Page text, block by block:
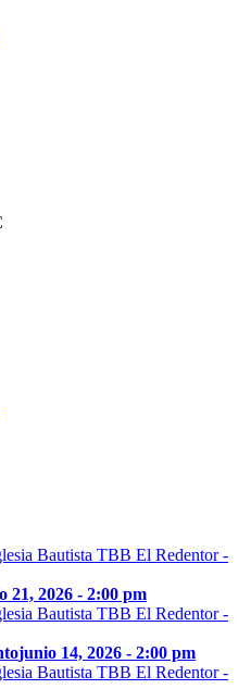
21, 2026 - 2:00 pm
junio 14, 2026 - 2:00 pm